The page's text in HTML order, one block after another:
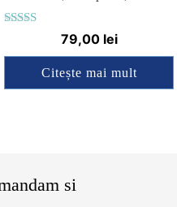
Evaluat la
din 5
79,00 lei
Citește mai mult
si